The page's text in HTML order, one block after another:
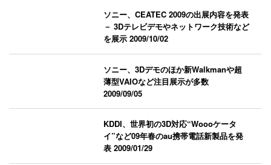
ソニー、CEATEC 2009の出展内容を発表
－ 3Dテレビデモやネットワーク技術など
を展示2009/10/02
ソニー、3Dデモのほか新Walkmanや超
薄型VAIOなど注目展示が多数
2009/09/05
KDDI、世界初の3D対応“Woooケータ
イ”など09年春のau携帯電話新製品を発
表2009/01/29